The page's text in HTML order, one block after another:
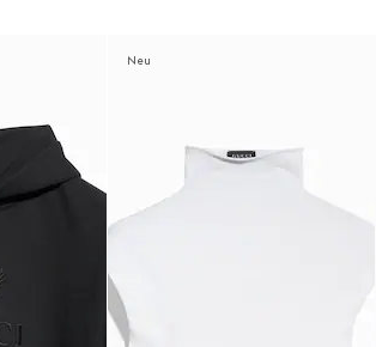
Neu